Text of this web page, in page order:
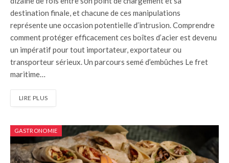
destination finale, et chacune de ces manipulations
représente une occasion potentielle d’intrusion. Comprendre
comment protéger efficacement ces boîtes d’acier est devenu
un impératif pour tout importateur, exportateur ou
transporteur sérieux. Un parcours semé d’embûches Le fret
maritime…
LIRE PLUS
GASTRONOMIE